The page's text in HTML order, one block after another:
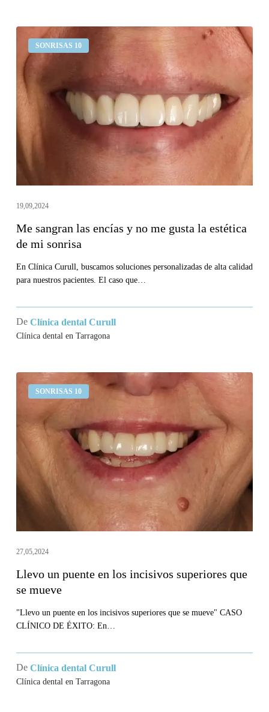
SONRISAS 10
sangran
las
encías
me
gusta
estética
de
sonrisa
19,09,2024
Me sangran las encías y no me gusta la estética
de mi sonrisa
En Clínica Curull, buscamos soluciones personalizadas de alta calidad
para nuestros pacientes. El caso que…
De Clínica dental Curull
Clínica dental en Tarragona
SONRISAS 10
incisivos
superiores
que
mueve
27,05,2024
Llevo un puente en los incisivos superiores que
se mueve
"Llevo un puente en los incisivos superiores que se mueve" CASO
CLÍNICO DE ÉXITO: En…
De Clínica dental Curull
Clínica dental en Tarragona